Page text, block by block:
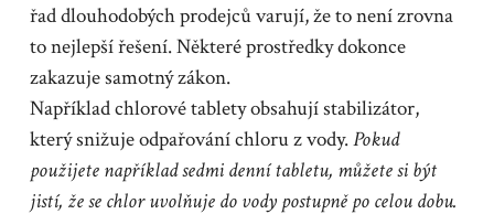
řad dlouhodobých prodejců varují, že to není zrovna
to nejlepší řešení. Některé prostředky dokonce
zakazuje samotný zákon.
Například chlorové tablety obsahují stabilizátor,
který snižuje odpařování chloru z vody.Pokud
použijete například sedmi denní tabletu, můžete si být
jistí, že se chlor uvolňuje do vody postupně po celou dobu.